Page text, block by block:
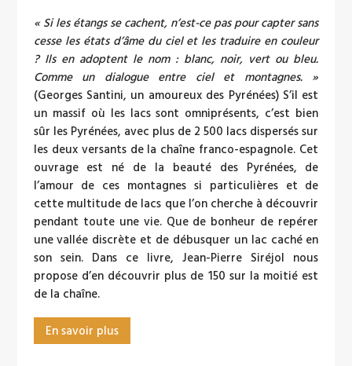
« Si les étangs se cachent, n’est-ce pas pour capter sans
cesse les états d’âme du ciel et les traduire en couleur
? Ils en adoptent le nom : blanc, noir, vert ou bleu.
Comme un dialogue entre ciel et montagnes. »
(Georges Santini, un amoureux des Pyrénées) S’il est
un massif où les lacs sont omniprésents, c’est bien
sûr les Pyrénées, avec plus de 2 500 lacs dispersés sur
les deux versants de la chaîne franco-espagnole. Cet
ouvrage est né de la beauté des Pyrénées, de
l’amour de ces montagnes si particulières et de
cette multitude de lacs que l’on cherche à découvrir
pendant toute une vie. Que de bonheur de repérer
une vallée discrète et de débusquer un lac caché en
son sein. Dans ce livre, Jean-Pierre Siréjol nous
propose d’en découvrir plus de 150 sur la moitié est
de la chaîne.
En savoir plus